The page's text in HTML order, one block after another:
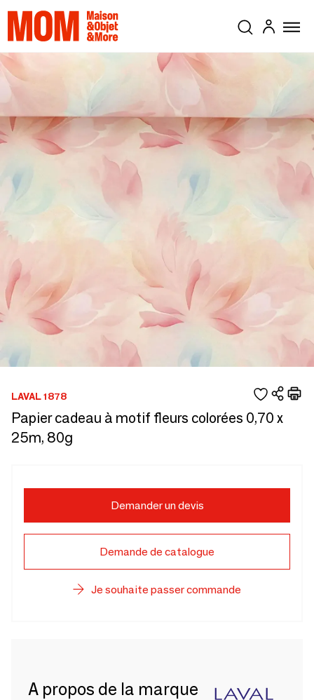
LAVAL 1878
Papier cadeau à motif fleurs colorées 0,70 x
25m, 80g
Demander un devis
Demande de catalogue
Je souhaite passer commande
A propos de la marque